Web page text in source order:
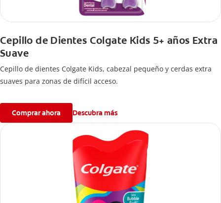
Cepillo de Dientes Colgate Kids 5+ años Extra
Suave
Cepillo de dientes Colgate Kids, cabezal pequeño y cerdas extra
suaves para zonas de difícil acceso.
Comprar ahora Descubra más